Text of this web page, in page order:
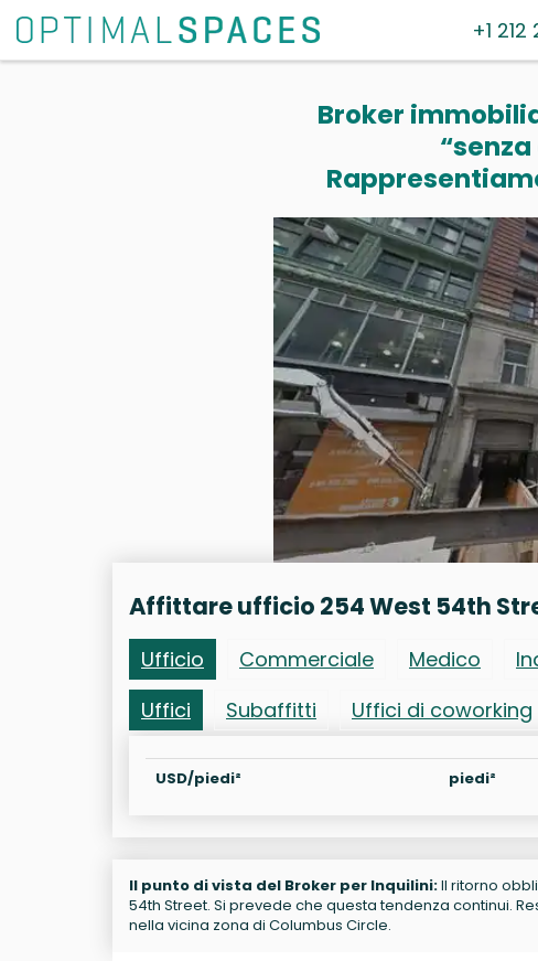
+1
Broker
Affittare ufficio 254 West 54th
Ufficio Commerciale Medico
Uffici
Subaffitti Uffici di coworking
USD/piedi² piedi²
Il punto di vista del Broker per Inquilini:Il ritorno
54th Street. Si prevede che questa tendenza continui.
nella vicina zona di Columbus Circle.